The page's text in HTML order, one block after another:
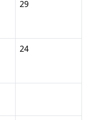
29
24